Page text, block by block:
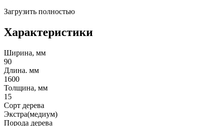
Загрузить полностью
Характеристики
Ширина, мм
90
Длина. мм
1600
Толщина, мм
15
Сорт дерева
Экстра(медиум)
Порода дерева